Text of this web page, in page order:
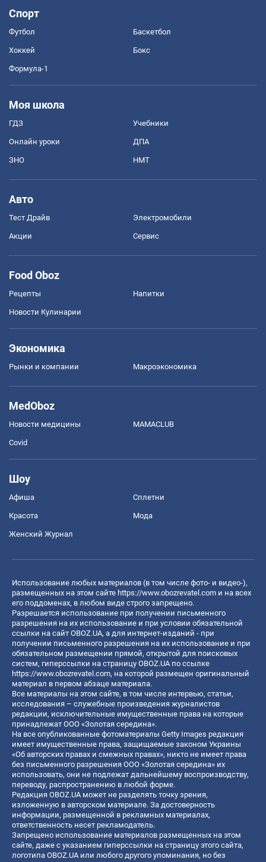
Спорт
Футбол Баскетбол
Хоккей Бокс
Формула-1
Моя школа
ГДЗ Учебники
Онлайн уроки ДПА
ЗНО НМТ
Авто
Тест Драйв Электромобили
Акции Сервис
Food Oboz
Рецепты Напитки
Новости Кулинарии
Экономика
Рынки и компании Mакроэкономика
MedOboz
Новости медицины MAMACLUB
Covid
Шоу
Афиша Сплетни
Красота Мода
Женский Журнал
Использование любых материалов (в том числе фото- и видео-),
размещенных на этом сайте https://www.obozrevatel.com и на всех
его поддоменах, в любом виде строго запрещено.
Разрешается использование при получении письменного
разрешения на их использование и при условии обязательной
ссылки на сайт OBOZ.UA, а для интернет-изданий - при
получении письменного разрешения на их использование и при
обязательном размещении прямой, открытой для поисковых
систем, гиперссылки на страницу OBOZ.UA по ссылке
https://www.obozrevatel.com, на которой размещен оригинальный
материал в первом абзаце материала.
Все материалы на этом сайте, в том числе интервью, статьи,
исследования – служебные произведения журналистов
редакции, исключительные имущественные права на которые
принадлежат ООО «Золотая середина».
На все опубликованные фотоматериалы Getty Images редакция
имеет имущественные права, защищаемые законом Украины
«Об авторских правах и смежных правах», никто не имеет права
без письменного разрешения ООО «Золотая середина» их
использовать, они не подлежат дальнейшему воспроизводству,
переводу, распространению в любой форме.
Редакция OBOZ.UA может не разделять точку зрения,
изложенную в авторском материале. За достоверность
информации, размещенной в рекламных материалах,
ответственность несет рекламодатель.
Запрещено использование материалов размещенных на этом
сайте, даже с указанием гиперссылки на страницу этого сайта,
логотипа OBOZ.UA или любого другого упоминания, но без